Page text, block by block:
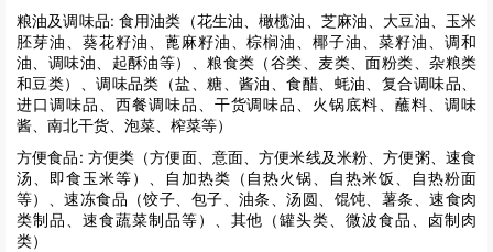
粮油及调味品: 食用油类（花生油、橄榄油、芝麻油、大豆油、玉米
胚芽油、葵花籽油、蓖麻籽油、棕榈油、椰子油、菜籽油、调和
油、调味油、起酥油等）、粮食类（谷类、麦类、面粉类、杂粮类
和豆类）、调味品类（盐、糖、酱油、食醋、蚝油、复合调味品、
进口调味品、西餐调味品、干货调味品、火锅底料、蘸料、调味
酱、南北干货、泡菜、榨菜等）
方便食品: 方便类（方便面、意面、方便米线及米粉、方便粥、速食
汤、即食玉米等）、自加热类（自热火锅、自热米饭、自热粉面
等）、速冻食品（饺子、包子、油条、汤圆、馄饨、薯条、速食肉
类制品、速食蔬菜制品等）、其他（罐头类、微波食品、卤制肉
类）